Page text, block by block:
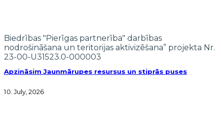
Apzināsim Jaunmārupes resursus un stiprās puses
10. July, 2026
Biedrības "Pierīgas partnerība" darbības
nodrošināšana un teritorijas aktivizēšana” projekta Nr.
23-00-U31523.0-000003